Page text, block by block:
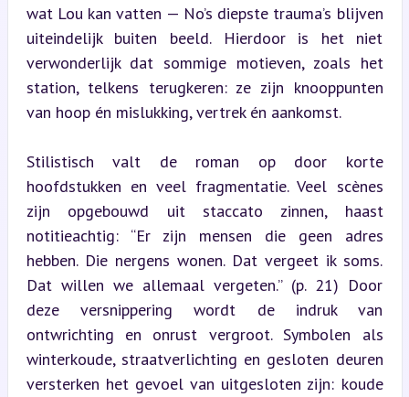
wat Lou kan vatten — No’s diepste trauma’s blijven
uiteindelijk buiten beeld. Hierdoor is het niet
verwonderlijk dat sommige motieven, zoals het
station, telkens terugkeren: ze zijn knooppunten
van hoop én mislukking, vertrek én aankomst.
Stilistisch valt de roman op door korte
hoofdstukken en veel fragmentatie. Veel scènes
zijn opgebouwd uit staccato zinnen, haast
notitieachtig: “Er zijn mensen die geen adres
hebben. Die nergens wonen. Dat vergeet ik soms.
Dat willen we allemaal vergeten.” (p. 21) Door
deze versnippering wordt de indruk van
ontwrichting en onrust vergroot. Symbolen als
winterkoude, straatverlichting en gesloten deuren
versterken het gevoel van uitgesloten zijn: koude